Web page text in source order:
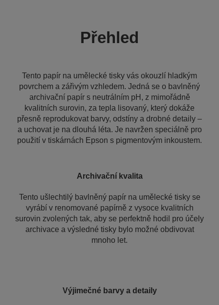
Přehled
Tento papír na umělecké tisky vás okouzlí hladkým
povrchem a zářivým vzhledem. Jedná se o bavlněný
archivační papír s neutrálním pH, z mimořádně
kvalitních surovin, za tepla lisovaný, který dokáže
přesně reprodukovat barvy, odstíny a drobné detaily –
a uchovat je na dlouhá léta. Je navržen speciálně pro
použití v tiskárnách Epson s pigmentovým inkoustem.
Archivační kvalita
Tento ušlechtilý bavlněný papír na umělecké tisky se
vyrábí v renomované papírně z vysoce kvalitních
surovin zvolených tak, aby se perfektně hodil pro účely
archivace a výsledné tisky bylo možné obdivovat
mnoho let.
Výjimečné barvy a detaily